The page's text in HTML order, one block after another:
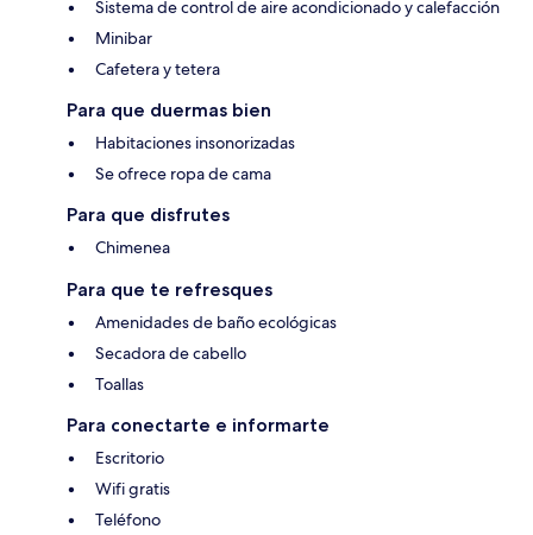
Sistema de control de aire acondicionado y calefacción
Minibar
Cafetera y tetera
Para que duermas bien
Habitaciones insonorizadas
Se ofrece ropa de cama
Para que disfrutes
Chimenea
Para que te refresques
Amenidades de baño ecológicas
Secadora de cabello
Toallas
Para conectarte e informarte
Escritorio
Wifi gratis
Teléfono